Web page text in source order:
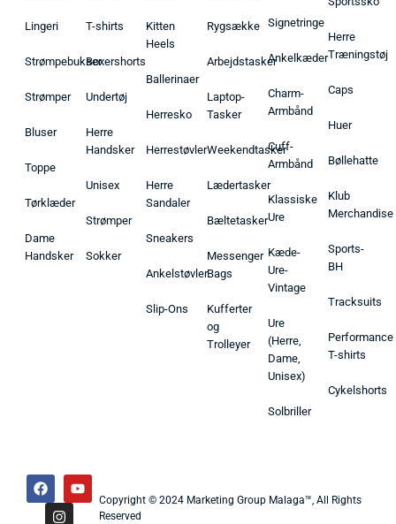
Lingeri
Strømpebukser
Strømper
Bluser
Toppe
Tørklæder
Dame
Handsker
T-shirts
Boxershorts
Undertøj
Herre
Handsker
Unisex
Strømper
Sokker
Kitten
Heels
Ballerinaer
Herresko
Herrestøvler
Herre
Sandaler
Sneakers
Ankelstøvler
Slip-Ons
Rygsække
Arbejdstasker
Laptop-
Tasker
Weekendtasker
Lædertasker
Bæltetasker
Messenger
Bags
Kufferter
og
Trolleyer
Signetringe
Ankelkæder
Charm-
Armbånd
Cuff-
Armbånd
Klassiske
Ure
Kæde-
Ure-
Vintage
Ure
(Herre,
Dame,
Unisex)
Solbriller
Herre
Træningstøj
Caps
Huer
Bøllehatte
Klub
Merchandise
Sports-
BH
Tracksuits
Performance
T-shirts
Cykelshorts
Copyright © 2024 Marketing Group Malaga™, All Rights
Reserved